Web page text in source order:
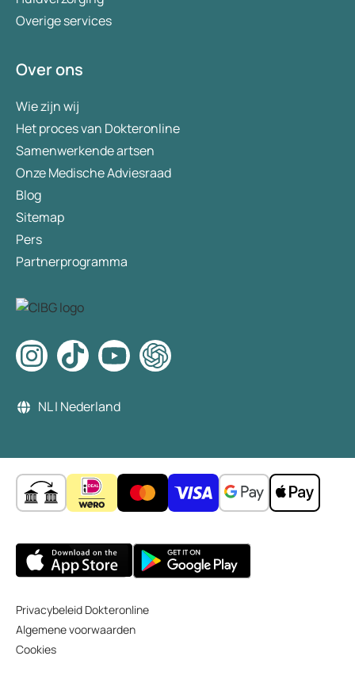
Overige services
Over ons
Wie zijn wij
Het proces van Dokteronline
Samenwerkende artsen
Onze Medische Adviesraad
Blog
Sitemap
Pers
Partnerprogramma
NL | Nederland
Privacybeleid Dokteronline
Algemene voorwaarden
Cookies